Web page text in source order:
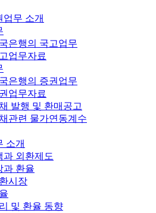
업무 소개
은행의 국고업무
업무자료
은행의 증권업무
업무자료
발행 및 환매공고
관련 물가연동계수
소개
과 외환제도
과 환율
시장
및 환율 동향